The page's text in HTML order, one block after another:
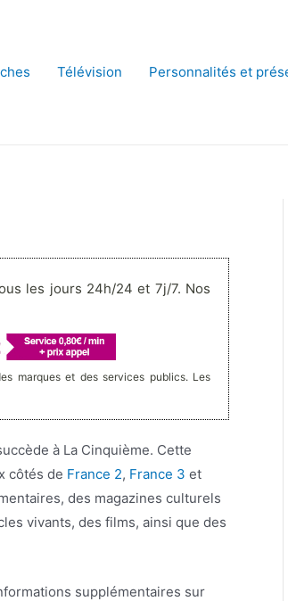
Télévision Personnalités et
les jours 24h/24 et 7j/7. Nos
marques et des services publics. Les
à La Cinquième. Cette
côtés de France 2, France 3 et
des magazines culturels
vivants, des films, ainsi que des
supplémentaires sur